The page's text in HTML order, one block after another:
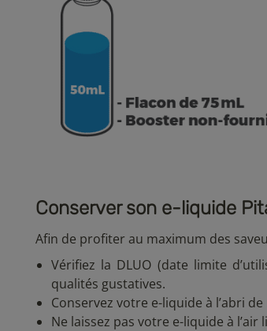
Conserver son e-liquide
Afin de profiter au maximum des
Vérifiez la DLUO (date limite
qualités gustatives.
Conservez votre e-liquide à l’abri
Ne laissez pas votre e-liquide à